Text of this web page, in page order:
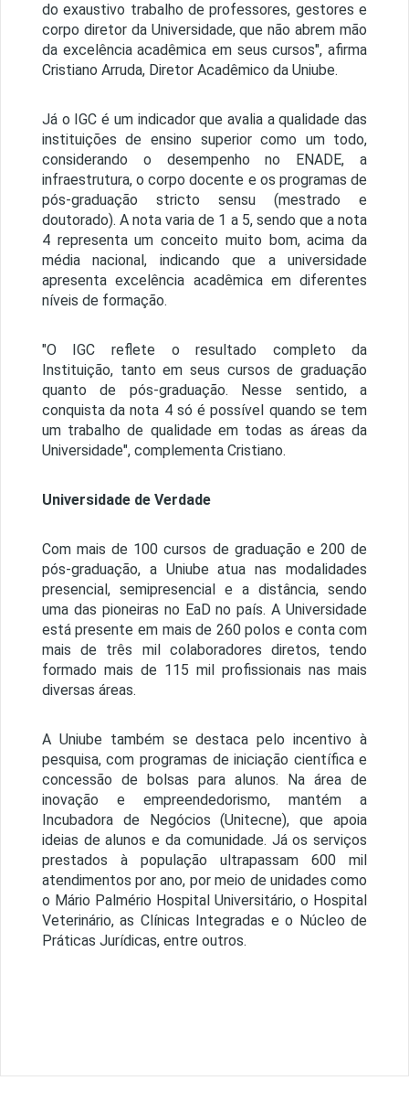
do exaustivo trabalho de professores, gestores e
corpo diretor da Universidade, que não abrem mão
da excelência acadêmica em seus cursos", afirma
Cristiano Arruda, Diretor Acadêmico da Uniube.
Já o IGC é um indicador que avalia a qualidade das
instituições de ensino superior como um todo,
considerando o desempenho no ENADE, a
infraestrutura, o corpo docente e os programas de
pós-graduação stricto sensu (mestrado e
doutorado). A nota varia de 1 a 5, sendo que a nota
4 representa um conceito muito bom, acima da
média nacional, indicando que a universidade
apresenta excelência acadêmica em diferentes
níveis de formação.
"O IGC reflete o resultado completo da
Instituição, tanto em seus cursos de graduação
quanto de pós-graduação. Nesse sentido, a
conquista da nota 4 só é possível quando se tem
um trabalho de qualidade em todas as áreas da
Universidade", complementa Cristiano.
Universidade de Verdade
Com mais de 100 cursos de graduação e 200 de
pós-graduação, a Uniube atua nas modalidades
presencial, semipresencial e a distância, sendo
uma das pioneiras no EaD no país. A Universidade
está presente em mais de 260 polos e conta com
mais de três mil colaboradores diretos, tendo
formado mais de 115 mil profissionais nas mais
diversas áreas.
A Uniube também se destaca pelo incentivo à
pesquisa, com programas de iniciação científica e
concessão de bolsas para alunos. Na área de
inovação e empreendedorismo, mantém a
Incubadora de Negócios (Unitecne), que apoia
ideias de alunos e da comunidade. Já os serviços
prestados à população ultrapassam 600 mil
atendimentos por ano, por meio de unidades como
o Mário Palmério Hospital Universitário, o Hospital
Veterinário, as Clínicas Integradas e o Núcleo de
Práticas Jurídicas, entre outros.